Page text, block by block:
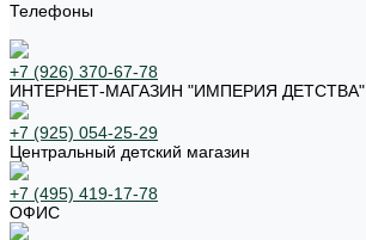
Телефоны
+7 (926) 370-67-78
ИНТЕРНЕТ-МАГАЗИН "ИМПЕРИЯ ДЕТСТВА"
+7 (925) 054-25-29
Центральный детский магазин
+7 (495) 419-17-78
ОФИС